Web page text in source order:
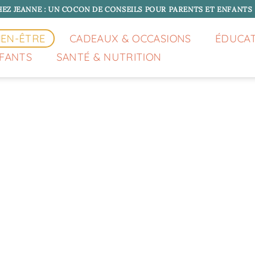
JEANNE : UN COCON DE CONSEILS POUR PARENTS ET ENFANTS
ÊTRE CADEAUX & OCCASIONS
SANTÉ & NUTRITION